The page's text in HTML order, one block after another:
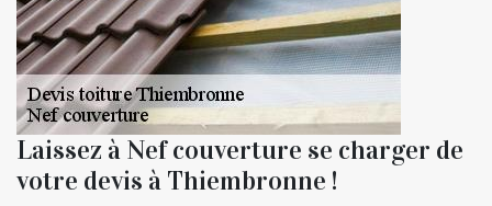
Laissez à Nef couverture se charger de
votre devis à Thiembronne !